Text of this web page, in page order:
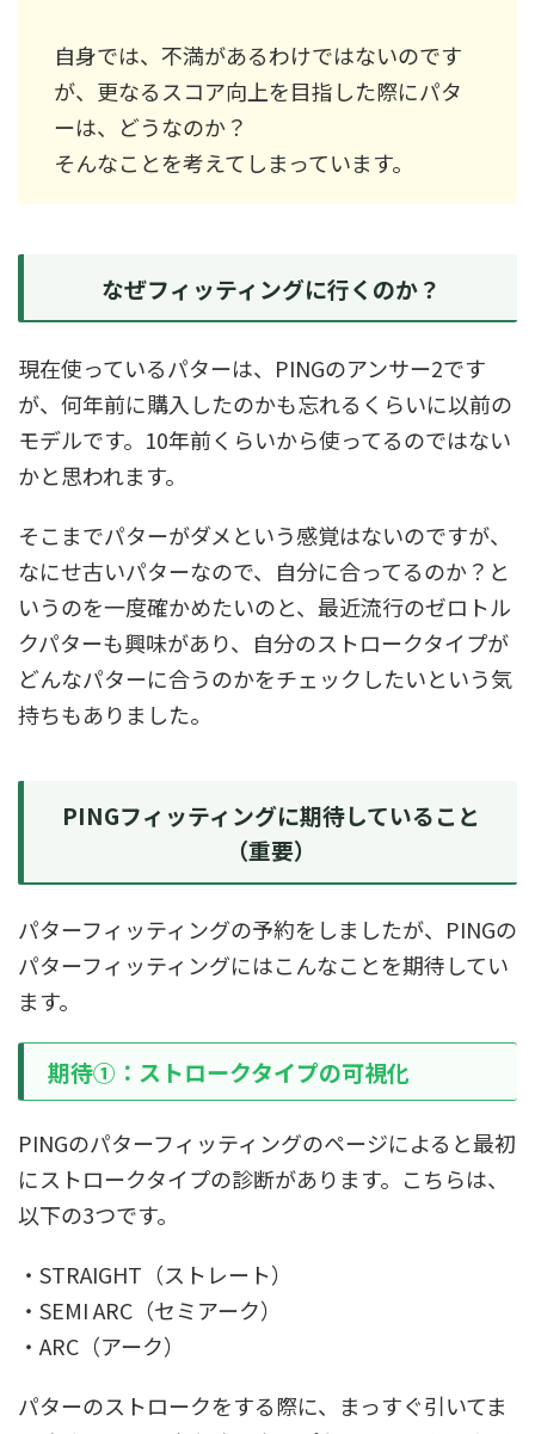
自身では、不満があるわけではないのです
が、更なるスコア向上を目指した際にパタ
ーは、どうなのか？
そんなことを考えてしまっています。
なぜフィッティングに行くのか？
現在使っているパターは、PINGのアンサー2です
が、何年前に購入したのかも忘れるくらいに以前の
モデルです。10年前くらいから使ってるのではない
かと思われます。
そこまでパターがダメという感覚はないのですが、
なにせ古いパターなので、自分に合ってるのか？と
いうのを一度確かめたいのと、最近流行のゼロトル
クパターも興味があり、自分のストロークタイプが
どんなパターに合うのかをチェックしたいという気
持ちもありました。
PINGフィッティングに期待していること
（重要）
パターフィッティングの予約をしましたが、PINGの
パターフィッティングにはこんなことを期待してい
ます。
期待①：ストロークタイプの可視化
PINGのパターフィッティングのページによると最初
にストロークタイプの診断があります。こちらは、
以下の3つです。
・STRAIGHT（ストレート）
・SEMI ARC（セミアーク）
・ARC（アーク）
パターのストロークをする際に、まっすぐ引いてま